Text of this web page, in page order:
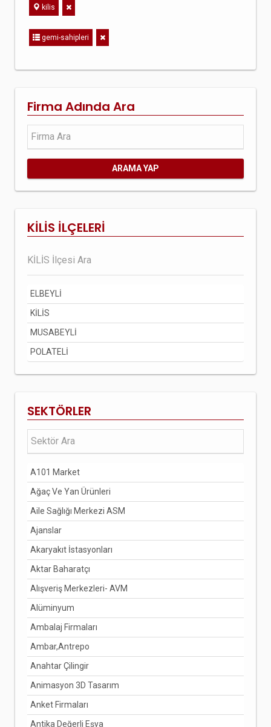
kilis
gemi-sahipleri
Firma Adında Ara
ARAMA YAP
KİLİS İLÇELERİ
ELBEYLİ
KİLİS
MUSABEYLİ
POLATELİ
SEKTÖRLER
A101 Market
Ağaç Ve Yan Ürünleri
Aile Sağlığı Merkezi ASM
Ajanslar
Akaryakıt İstasyonları
Aktar Baharatçı
Alışveriş Merkezleri- AVM
Alüminyum
Ambalaj Firmaları
Ambar,Antrepo
Anahtar Çilingir
Animasyon 3D Tasarım
Anket Firmaları
Antika Değerli Eşya